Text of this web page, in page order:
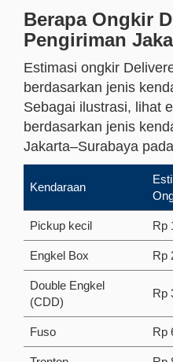
Berapa Ongkir
Pengiriman
Estimasi ongkir
berdasarkan jenis
Sebagai ilustrasi, lihat
berdasarkan jenis
Jakarta–Surabaya
Kendaraan
Pickup kecil Rp
Engkel Box Rp
Double Engkel
(CDD)
Rp
Fuso Rp